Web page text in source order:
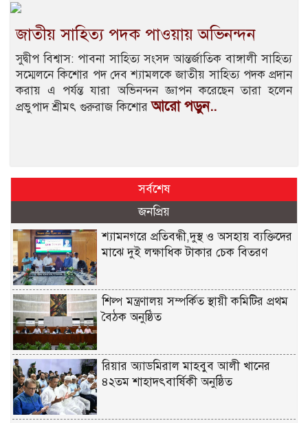
জাতীয় সাহিত্য পদক পাওয়ায় অভিনন্দন
সুদ্বীপ বিশ্বাস: পাবনা সাহিত্য সংসদ আন্তর্জাতিক বাঙ্গালী সাহিত্য
সম্মেলনে কিশোর পদ দেব শ্যামলকে জাতীয় সাহিত্য পদক প্রদান
করায় এ পর্যন্ত যারা অভিনন্দন জ্ঞাপন করেছেন তারা হলেন
প্রভুপাদ শ্রীমৎ গুরুরাজ কিশোরআরো পড়ুন..
সর্বশেষ
জনপ্রিয়
শ্যামনগরে প্রতিবন্ধী,দুস্থ ও অসহায় ব্যক্তিদের
মাঝে দুই লক্ষাধিক টাকার চেক বিতরণ
শিল্প মন্ত্রণালয় সম্পর্কিত স্থায়ী কমিটির প্রথম
বৈঠক অনুষ্ঠিত
রিয়ার অ্যাডমিরাল মাহবুব আলী খানের
৪২তম শাহাদৎবার্ষিকী অনুষ্ঠিত